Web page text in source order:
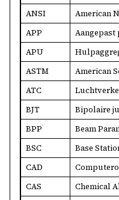
ANSI
American
APP
Aangepast
APU
ASTM
American
ATC
BJT
Bipolaire
BPP
Beam
BSC
Base
CAD
CAS
Chemical